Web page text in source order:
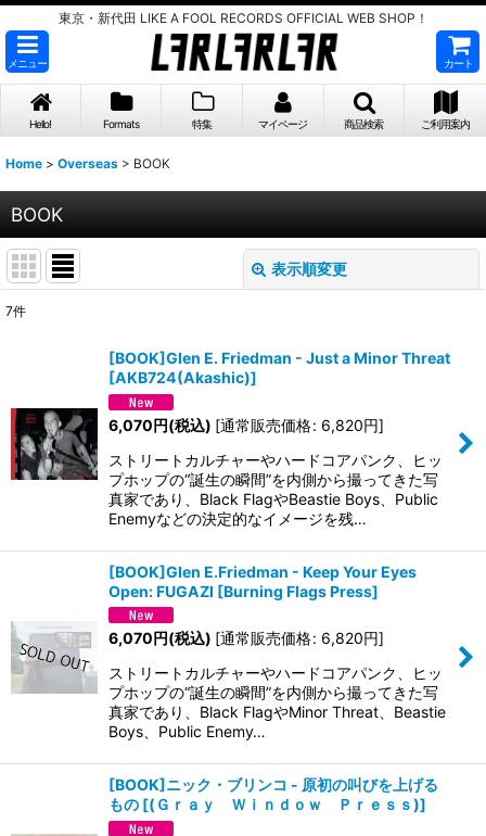
東京・新代田 LIKE A FOOL RECORDS OFFICIAL WEB SHOP！
メニュー カート
Hello! Formats 特集 マイページ 商品検索 ご利用案内
Home > Overseas > BOOK
BOOK
表示順変更
7件
[BOOK]Glen E. Friedman - Just a Minor Threat
[AKB724(Akashic)]
6,070円(税込) [通常販売価格: 6,820円]
ストリートカルチャーやハードコアパンク、ヒッ
プホップの“誕生の瞬間”を内側から撮ってきた写
真家であり、Black FlagやBeastie Boys、Public
Enemyなどの決定的なイメージを残…
[BOOK]Glen E.Friedman - Keep Your Eyes
Open: FUGAZI [Burning Flags Press]
6,070円(税込) [通常販売価格: 6,820円]
ストリートカルチャーやハードコアパンク、ヒッ
プホップの“誕生の瞬間”を内側から撮ってきた写
真家であり、Black FlagやMinor Threat、Beastie
Boys、Public Enemy…
[BOOK]ニック・ブリンコ - 原初の叫びを上げる
もの [(Ｇｒａｙ Ｗｉｎｄｏｗ Ｐｒｅｓｓ)]